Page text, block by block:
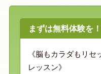
まずは無料体験を
《脳もカラダもリ
レッスン》